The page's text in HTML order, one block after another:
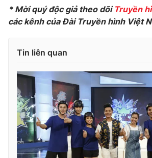
* Mời quý độc giả theo dõi Truyền
các kênh của Đài Truyền hình Việt
Tin liên quan